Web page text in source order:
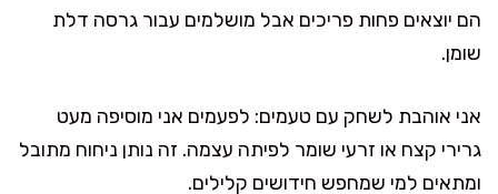
הם יוצאים פחות פריכים אבל מושלמים עבור גרסה דלת
שומן.
אני אוהבת לשחק עם טעמים: לפעמים אני מוסיפה מעט
גרירי קצח או זרעי שומר לפיתה עצמה. זה נותן ניחוח מתובל
ומתאים למי שמחפש חידושים קלילים.